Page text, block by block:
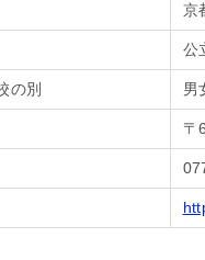
京
公
の別 男
〒